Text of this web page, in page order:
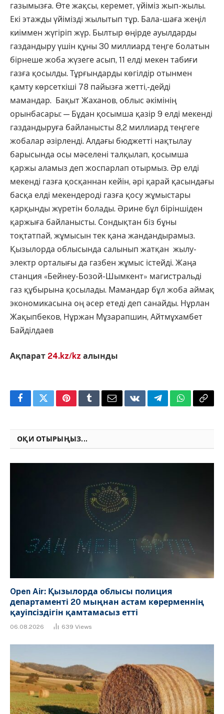
газымызға. Өте жақсы, керемет, үйіміз жып-жылы.
Екі этажды үйімізді жылытып тұр. Бала-шаға жеңіл
киіммен жүгіріп жүр. Былтыр өңірде ауылдарды
газдандыру үшін құны 30 миллиард теңге болатын
бірнеше жоба жүзеге асып, 11 елді мекен табиғи
газға қосылды. Тұрғындарды көгілдір отынмен
қамту көрсеткіші 78 пайызға жетті,-дейді
мамандар. Бақыт Жаханов, облыс әкімінің
орынбасары: — Бұдан қосымша қазір 9 елді мекенді
газдандыруға байланысты 8,2 миллиард теңгеге
жобалар әзірленді. Алдағы бюджетті нақтылау
барысында осы мәселені талқылап, қосымша
қаржы аламыз деп жоспарлап отырмыз. Әр елді
мекенді газға қосқаннан кейін, әрі қарай қасындағы
басқа елді мекендероді газға қосу жұмыстары
қарқынды жүретін болады. Әрине бұл біріншіден
қаржыға байланысты. Сондықтан біз бұны
тоқтатпай, жұмысын тек қана жандандырамыз.
Қызылорда облысында салынып жатқан жылу-
электр орталығы да газбен жұмыс істейді. Жаңа
станция «Бейнеу-Бозой-Шымкент» магистральді
газ құбырына қосылады. Мамандар бұл жоба аймақ
экономикасына оң әсер етеді деп санайды. Нұрлан
Жақыпбеков, Нұржан Мұзарапшин, Айтмұхамбет
Байділдаев
Ақпарат 24.kz/kz алынды
FacebookTwitterPinterestTumblrEmailVKontakteTelegramWhatsApp
Copy
ОҚИ ОТЫРЫҢЫЗ...
Open Air: Қызылорда облысы полиция
департаменті 20 мыңнан астам көрерменнің
қауіпсіздігін қамтамасыз етті
06.08.2026 639 Views